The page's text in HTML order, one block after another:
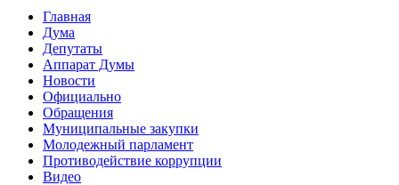
Главная
Дума
Депутаты
Аппарат Думы
Новости
Официально
Обращения
Муниципальные закупки
Молодежный парламент
Противодействие коррупции
Видео